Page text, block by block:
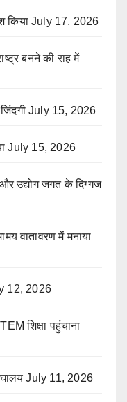
किया July 17, 2026
बनने की राह में
July 15, 2026
July 15, 2026
और उद्योग जगत के दिग्गज
वातावरण में मनाया
12, 2026
शिक्षा पहुंचाना
July 11, 2026